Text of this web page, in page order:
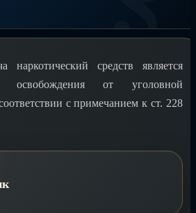
наркотический средств является
освобождения от уголовной
с примечанием к ст. 228